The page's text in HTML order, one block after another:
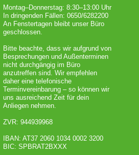
Montag–Donnerstag: 8:30–13:00 Uhr
In dringenden Fällen: 0650/6282200
An Fenstertagen bleibt unser Büro
geschlossen.
Bitte beachte, dass wir aufgrund von
Besprechungen und Außenterminen
nicht durchgängig im Büro
anzutreffen sind. Wir empfehlen
daher eine telefonische
Terminvereinbarung – so können wir
uns ausreichend Zeit für dein
Anliegen nehmen.
ZVR: 944939968
IBAN: AT37 2060 1034 0002 3200
BIC: SPBRAT2BXXX